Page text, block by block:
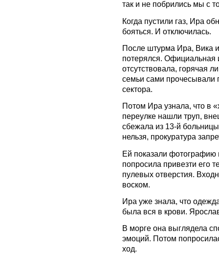
так и не побрились мы с
Когда пустили газ, Ира
бояться. И отключилась.
После штурма Ира, Вика
потерялся.
отсутствовала, горячая
семьи сами прочесывали
сектора.
Потом Ира узнала, что в
переулке нашли труп,
сбежала из 13-й
нельзя, прокуратура
Ей показали
попросила привезти его
пулевых отверстия.
воском.
Ира уже знала, что
была вся в крови.
В морге она выглядела
эмоций. Потом
ход.